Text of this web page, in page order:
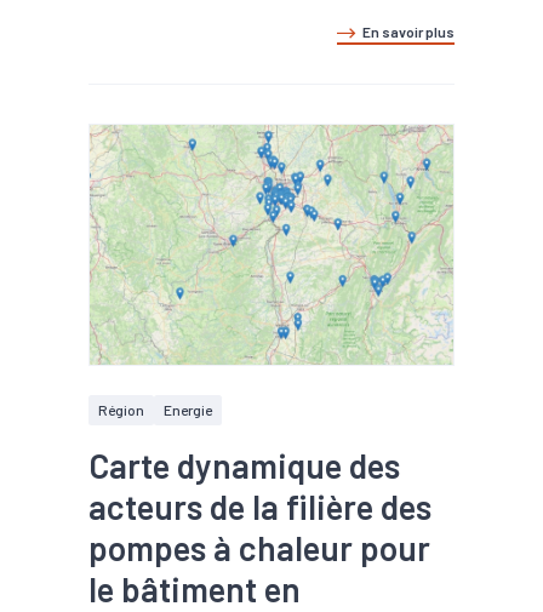
En savoir plus
Région Energie
Carte dynamique des
acteurs de la filière des
pompes à chaleur pour
le bâtiment en